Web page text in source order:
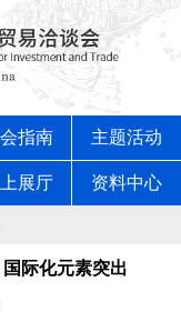
指南 主题活动
展厅 资料中心
际化元素突出